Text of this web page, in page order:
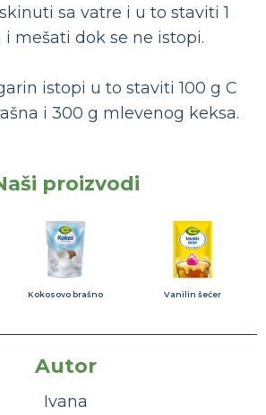
sa vatre i u to staviti 1
mešati dok se ne istopi.
istopi u to staviti 100 g C
i 300 g mlevenog keksa.
proizvodi
Kokosovo brašno Vanilin šećer
Autor
Ivana